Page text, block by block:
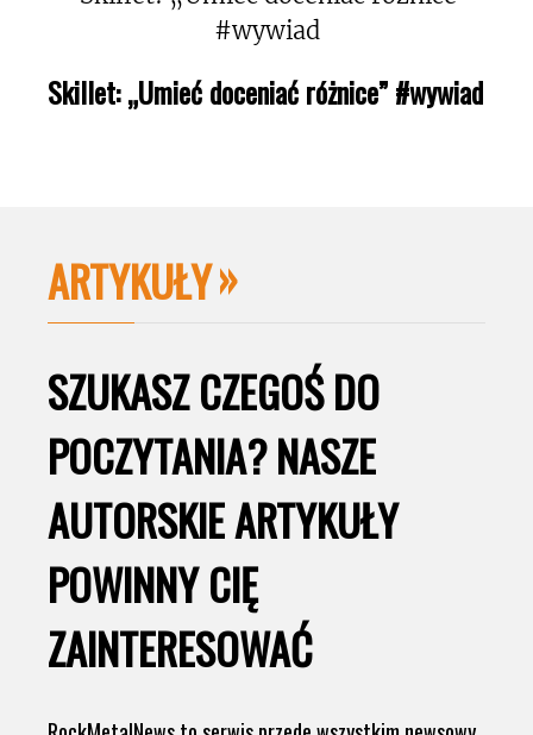
Skillet: „Umieć doceniać różnice” #wywiad
ARTYKUŁY
SZUKASZ CZEGOŚ DO
POCZYTANIA? NASZE
AUTORSKIE ARTYKUŁY
POWINNY CIĘ
ZAINTERESOWAĆ